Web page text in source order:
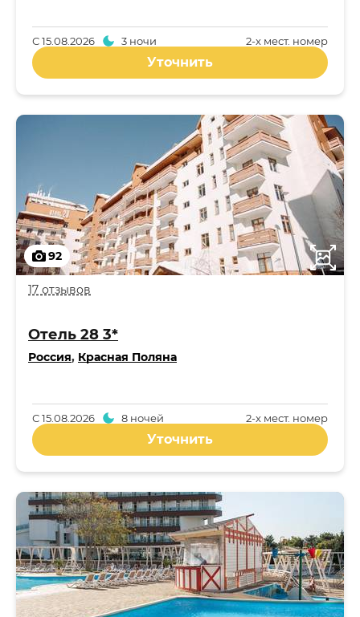
2-x мест. номер
С15.08.2026 3 ночи
Уточнить
92
17 отзывов
Отель 28 3*
Россия, Красная Поляна
2-x мест. номер
С15.08.2026 8 ночей
Уточнить